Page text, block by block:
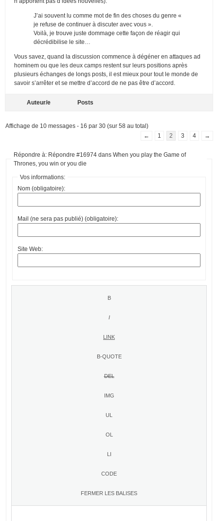
J’ai souvent lu comme mot de fin des choses du genre «
je refuse de continuer à discuter avec vous ».
Voilà, je trouve juste dommage cette façon de réagir qui
décrédibilise le site…
Vous savez, quand la discussion commence à dégéner en attaques ad
hominem ou que les deux camps restent sur leurs positions après
plusieurs échanges de longs posts, il est mieux pour tout le monde de
savoir s’arrêter et se mettre d’accord de ne pas être d’accord.
Auteur/e Posts
Affichage de 10 messages - 16 par 30 (sur 58 au total)
←
1 2 3 4 →
Répondre à: Répondre #16974 dans When you play the Game of
Thrones, you win or you die
Vos informations:
Nom (obligatoire):
Mail (ne sera pas publié) (obligatoire):
Site Web: